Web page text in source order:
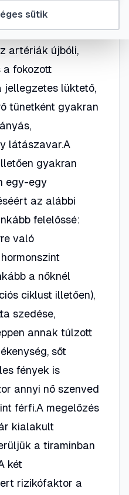
az ér belső
zavart
artériák újbóli,
a fokozott
lüktető,
tünetként gyakran
látászavar.A
gyakran
egy-egy
az alábbi
felelőssé:
való
a nőknél
ciklust illetően),
szedése,
annak túlzott
sőt
fények is
annyi nő szenved
férfi.A megelőzés
kialakult
a tiraminban
két
rizikófaktor a
sütik